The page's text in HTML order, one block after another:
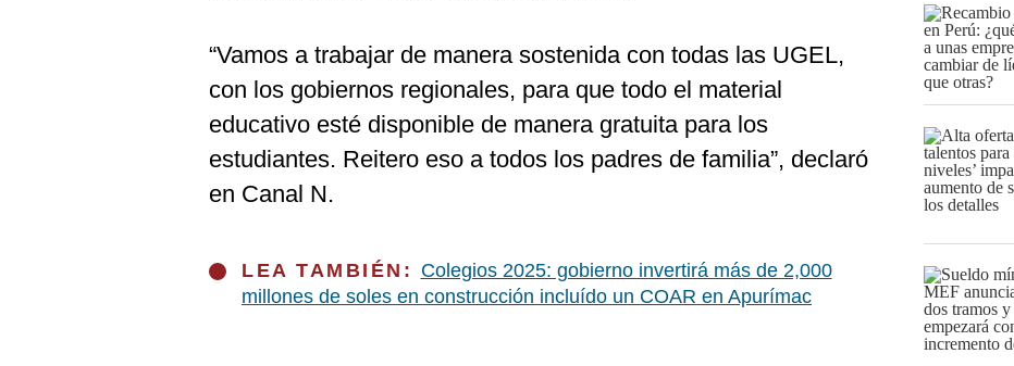
“Vamos a trabajar de manera sostenida con todas las UGEL,
con los gobiernos regionales, para que todo el material
educativo esté disponible de manera gratuita para los
estudiantes. Reitero eso a todos los padres de familia”, declaró
en Canal N.
LEA TAMBIÉN: Colegios 2025: gobierno invertirá más de 2,000
millones de soles en construcción incluído un COAR en Apurímac